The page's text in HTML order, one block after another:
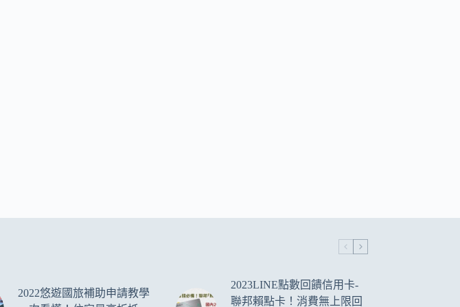
2022悠遊國旅補助申請教學
2023LINE點數回饋信用卡-
聯邦賴點卡！消費無上限回